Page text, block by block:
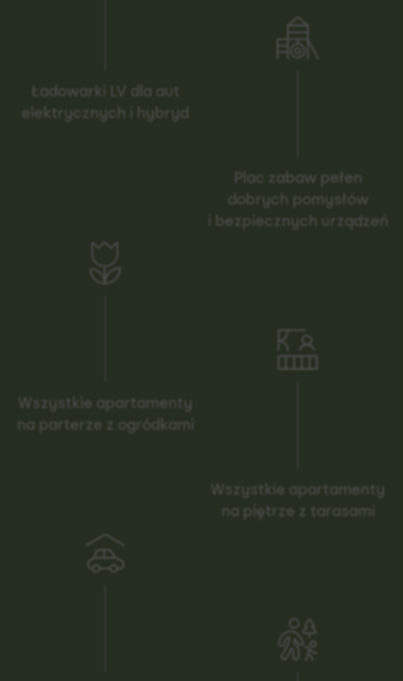
Ładowarki LV dla aut
elektrycznych i hybryd
Plac zabaw pełen
dobrych pomysłów
i bezpiecznych urządzeń
Wszystkie apartamenty
na parterze z ogródkami
Wszystkie apartamenty
na piętrze z tarasami